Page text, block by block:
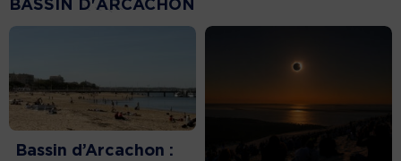
BASSIN D'ARCACHON
Bassin d’Arcachon :